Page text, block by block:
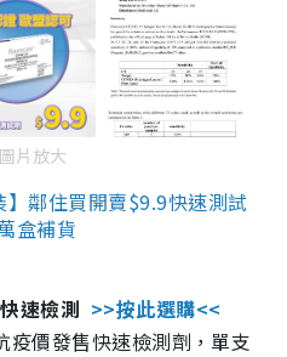
片放大
鄰住買開賣$9.9快速測試
盒補貨
速檢測 >>按此選購<<
疫價發售快速檢測劑，單支